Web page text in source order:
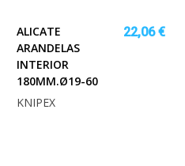
ALICATE
ARANDELAS
INTERIOR
180MM.Ø19-60
22,06 €
KNIPEX